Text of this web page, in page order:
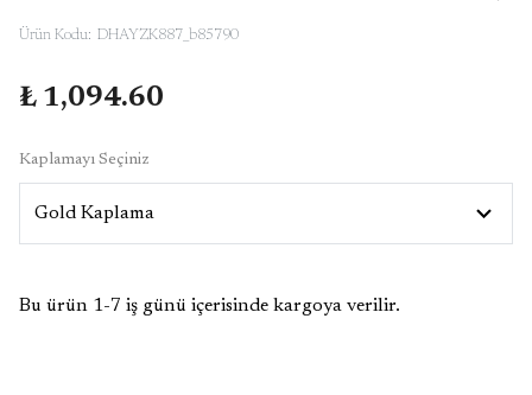
Ürün Kodu: DHAYZK887_b85790
₺ 1,094.60
Kaplamayı Seçiniz
Bu ürün 1-7 iş günü içerisinde kargoya verilir.